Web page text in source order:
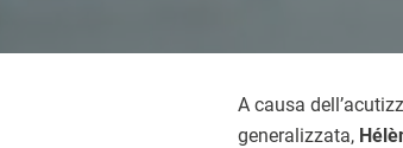
A causa
generalizzata,